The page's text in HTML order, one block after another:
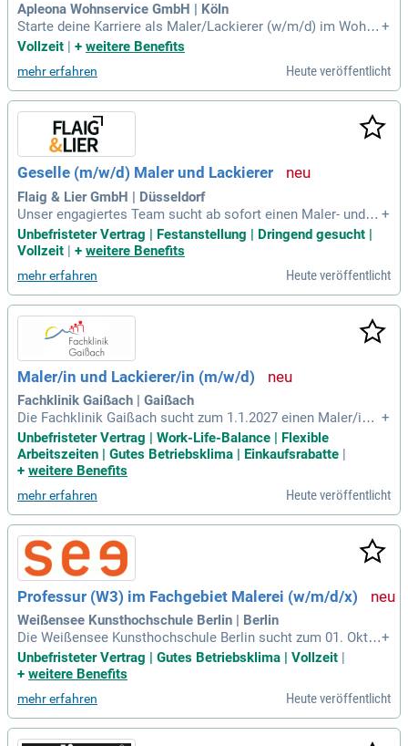
Apleona Wohnservice GmbH | Köln
Starte deine Karriere als Maler/Lackierer (w/m/d) im Wohns
ervice in Köln und verdiene bis zu 30 € pro Stunde! Diese Po
wohnbarer zu gestalten. Du arbeitest direkt in bewohnten Rä
umen und führst verschiedene Malerarbeiten durch, von Aus
besserungen bis hin zu optischen Auffrischungen. Zudem ü
bernimmst du die Schimmelbeseitigung nach professionelle
n Vorgaben. Deine Arbeit wird transparent, fair und wertschä
tzend entlohnt. Werde Teil unseres Teams und nutze die Ch
ance auf ein erfüllendes Arbeitsumfeld in einer wachsenden
Branche!
+
Vollzeit
+ weitere Benefits
mehr erfahren Heute veröffentlicht
Geselle (m/w/d) Maler und Lackierer
Flaig & Lier GmbH | Düsseldorf
Unser engagiertes Team sucht ab sofort einen Maler- und L
ackierergesellen (m/w/d) mit Berufserfahrung für spannend
e Innen- und Außenprojekte. Sie führen Maler- und Lackierar
bauarbeiten durch. Wir erwarten eine abgeschlossene Ausbi
ldung und mehrjährige Berufserfahrung. Ein Führerschein de
r Klasse B ist zwingend erforderlich. Sie sollten selbstständi
g, zuverlässig und teamfähig arbeiten und ein freundliches A
uftreten haben. Bieten Sie Ihre Expertise in einer unbefristet
en Vollzeitstelle mit tarifgerechter Bezahlung an – montags
bis freitags von 08:00 bis 16:30 Uhr.
+
Unbefristeter Vertrag | Festanstellung | Dringend gesucht |
Vollzeit | + weitere Benefits
mehr erfahren Heute veröffentlicht
Maler/in und Lackierer/in (m/w/d)
Fachklinik Gaißach | Gaißach
Die Fachklinik Gaißach sucht zum 1.1.2027 einen Maler/in u
nd Lackierer/in (m/w/d) in Vollzeit. Zu den Aufgaben gehöre
n die eigenverantwortliche Planung von Malerarbeiten sowie
die Gestaltung und Beschichtung von Innenwänden und Dec
und Tapezierarbeiten Teil des Tätigkeitsbereichs. Eine abge
schlossene Ausbildung sowie ein PKW-Führerschein sind er
forderlich. Freundlichkeit und Kundenorientierung sind esse
nziell für die Zusammenarbeit im Team. Beschäftigte müss
en gegen Masern geimpft oder immun sein, sofern sie nach
1970 geboren sind.
+
Unbefristeter Vertrag | Work-Life-Balance | Flexible
Arbeitszeiten | Gutes Betriebsklima | Einkaufsrabatte |
+ weitere Benefits
mehr erfahren Heute veröffentlicht
Professur (W3) im Fachgebiet Malerei (w/m/d/x)
Weißensee Kunsthochschule Berlin | Berlin
Die Weißensee Kunsthochschule Berlin sucht zum 01. Okto
ber 2027 eine Professur (W3) für das Fachgebiet Malerei. Id
eale Bewerber:innen haben internationale Sichtbarkeit in der
r Malerei. Studierende setzen ihr Hauptstudium nach einem
gemeinsamen Grundlagenjahr in offenen Gruppen fort, was
den kreativen Austausch fördert. Bei der Lehrtätigkeit wird I
+
Unbefristeter Vertrag | Gutes Betriebsklima | Vollzeit
+ weitere Benefits
mehr erfahren Heute veröffentlicht